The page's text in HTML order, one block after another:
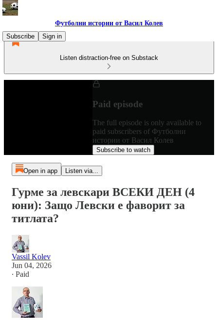
Футболни истории от Васил Колев
Subscribe
Sign in
Listen distraction-free on Substack
Paid episode
The full episode is only available to
paid subscribers of Футболни
истории от Васил Колев
Subscribe to watch
Open in app Listen via...
Гурме за левскари ВСЕКИ ДЕН (4
юни): Защо Левски е фаворит за
титлата?
Vassil Kolev
Jun 04, 2026
∙ Paid